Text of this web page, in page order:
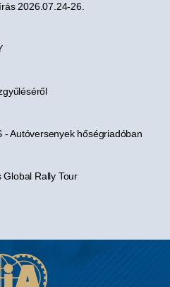
2026.07.24-26.
- Autóversenyek hőségriadóban
Global Rally Tour